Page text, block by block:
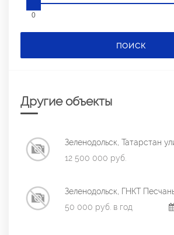
0
ПОИСК
Другие объекты
Зеленодольск, Татарстан
12 500 000 руб.
Зеленодольск, ГНКТ
50 000 руб. в год